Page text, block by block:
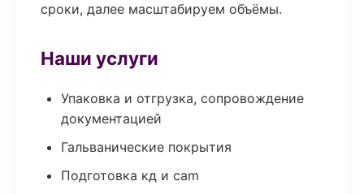
сроки, далее масштабируем объёмы.
Наши услуги
Упаковка и отгрузка, сопровождение
документацией
Гальванические покрытия
Подготовка кд и cam